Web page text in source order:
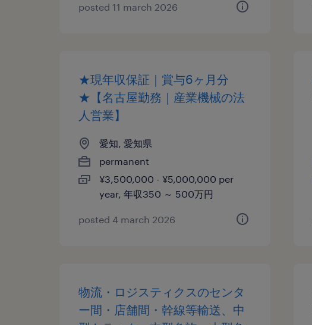
posted 11 march 2026
★現年収保証｜賞与6ヶ月分
★【名古屋勤務｜産業機械の法
人営業】
愛知, 愛知県
permanent
¥3,500,000 - ¥5,000,000 per
year, 年収350 ～ 500万円
posted 4 march 2026
物流・ロジスティクスのセンタ
ー間・店舗間・幹線等輸送、中